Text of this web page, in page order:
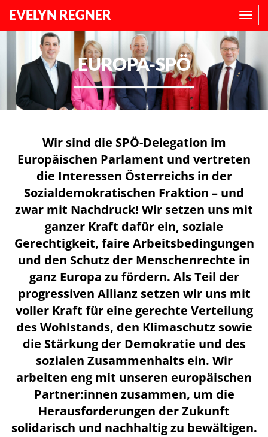
EVELYN REGNER
EUROPA-SPÖ
Wir sind die SPÖ-Delegation im
Europäischen Parlament und vertreten
die Interessen Österreichs in der
Sozialdemokratischen Fraktion – und
zwar mit Nachdruck! Wir setzen uns mit
ganzer Kraft dafür ein, soziale
Gerechtigkeit, faire Arbeitsbedingungen
und den Schutz der Menschenrechte in
ganz Europa zu fördern. Als Teil der
progressiven Allianz setzen wir uns mit
voller Kraft für eine gerechte Verteilung
des Wohlstands, den Klimaschutz sowie
die Stärkung der Demokratie und des
sozialen Zusammenhalts ein. Wir
arbeiten eng mit unseren europäischen
Partner:innen zusammen, um die
Herausforderungen der Zukunft
solidarisch und nachhaltig zu bewältigen.